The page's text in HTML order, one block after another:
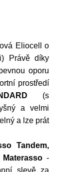
Eliocell o
Právě díky
oporu
prostředí
(s
a velmi
a lze prát
Tandem,
Materasso -
slevě za